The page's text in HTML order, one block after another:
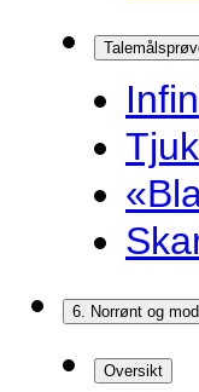
6. Norrønt og
Oversikt